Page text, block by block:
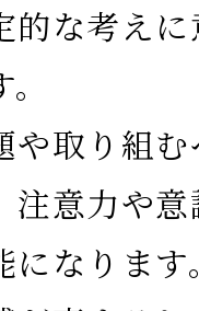
的な考え
や取り組
注意力や
になります